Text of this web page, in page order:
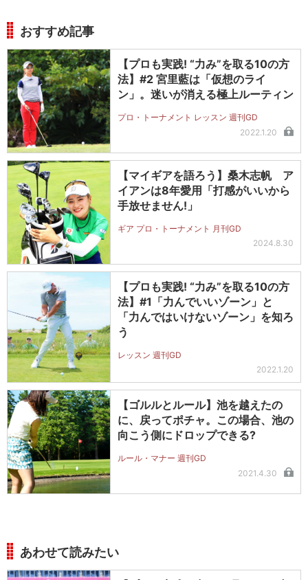
おすすめ記事
【プロも実践! “力み”を取る10の方
法】#2 宮里藍は「仮想のライ
ン」。迷いが消える極上ルーティン
プロ・トーナメント レッスン 週刊GD
2022.1.20
【マイギアを語ろう】桑木志帆 ア
イアンは8年愛用「打感がいいから
手放せません!」
ギア プロ・トーナメント 月刊GD
2024.8.30
【プロも実践! “力み”を取る10の方
法】#1「力んでいいゾーン」と
「力んではいけないゾーン」を知ろ
う
レッスン 週刊GD
2022.1.20
【ゴルルとルール】池を越えたの
に、戻ってポチャ。この場合、池の
向こう側にドロップできる?
ルール・マナー 週刊GD
2021.4.30
あわせて読みたい